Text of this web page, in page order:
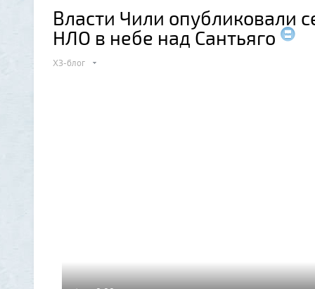
Власти Чили опубликовали
НЛО в небе над Сантьяго
ХЗ-блог